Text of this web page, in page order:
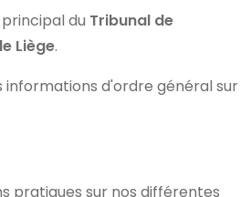
du Tribunal de
Liège.
informations d'ordre général sur
pratiques sur nos différentes